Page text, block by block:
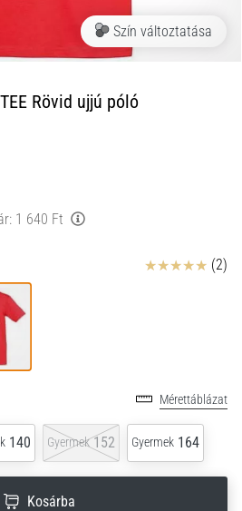
Szín változtatása
Rövid ujjú póló
1 640 Ft
Értékelés (2)
Mérettáblázat
140 Gyermek 152 Gyermek 164
Kosárba